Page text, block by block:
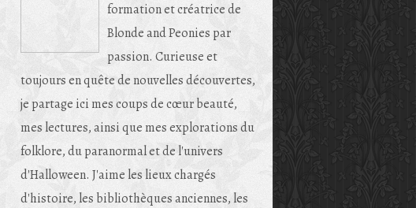
formation et créatrice de
Blonde and Peonies par
passion. Curieuse et
toujours en quête de nouvelles découvertes,
je partage ici mes coups de cœur beauté,
mes lectures, ainsi que mes explorations du
folklore, du paranormal et de l'univers
d'Halloween. J'aime les lieux chargés
d'histoire, les bibliothèques anciennes, les